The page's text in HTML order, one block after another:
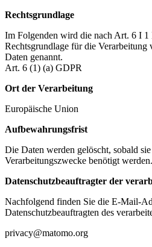
Rechtsgrundlage
Im Folgenden wird die nach Art. 6 I
Rechtsgrundlage für die Verarbeitung
Daten genannt.
Art. 6 (1) (a) GDPR
Ort der Verarbeitung
Europäische Union
Aufbewahrungsfrist
Die Daten werden gelöscht, sobald
Verarbeitungszwecke benötigt werden.
Datenschutzbeauftragter der
Nachfolgend finden Sie die E-Mail-
Datenschutzbeauftragten des
privacy@matomo.org